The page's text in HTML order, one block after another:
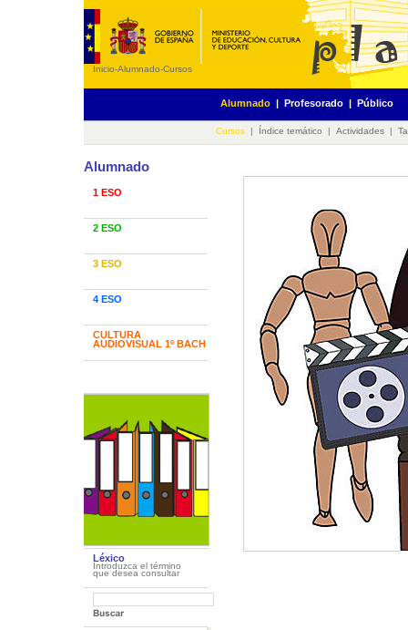
Inicio-Alumnado-Cursos
Alumnado | Profesorado | Público
Cursos | Índice temático | Actividades |
Alumnado
1 ESO
2 ESO
3 ESO
4 ESO
CULTURA
AUDIOVISUAL 1º BACH
Léxico
Introduzca el término
que desea consultar